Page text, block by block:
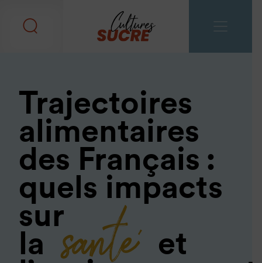
Trajectoires
alimentaires
des Français :
quels impacts
sur
la
et